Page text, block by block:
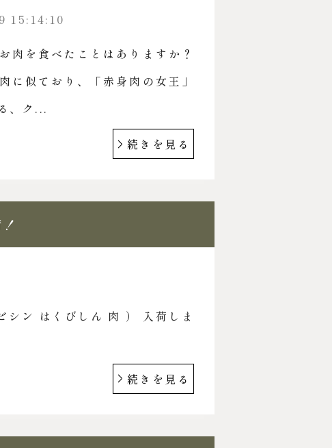
15:14:10
肉を食べたことはありますか？
に似ており、「赤身肉の女王」
、ク...
続きを見る
ン はくびしん 肉 ） 入荷しま
続きを見る